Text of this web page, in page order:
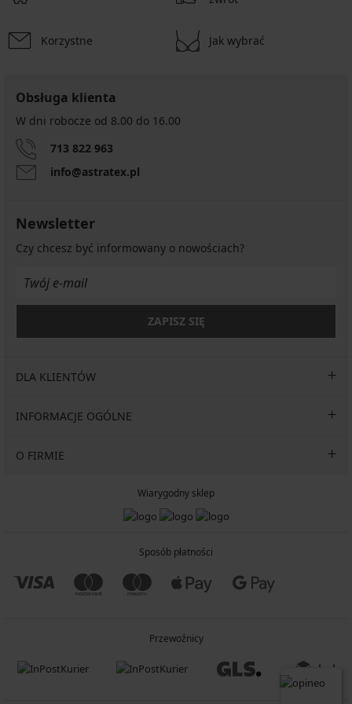
Korzystne Jak wybrać
Obsługa klienta
W dni robocze od 8.00 do 16.00
713 822 963
info@astratex.pl
Newsletter
Czy chcesz być informowany o nowościach?
ZAPISZ SIĘ
DLA KLIENTÓW
INFORMACJE OGÓLNE
O FIRMIE
Wiarygodny sklep
Sposób płatności
Przewoźnicy